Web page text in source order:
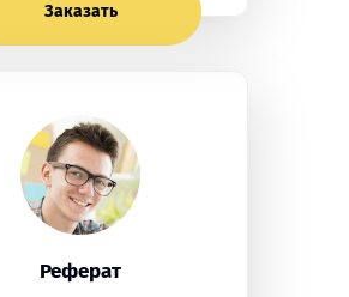
Заказать
Реферат